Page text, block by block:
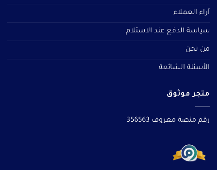
آراء العملاء
سياسة الدفع عند الاستلام
من نحن
الأسئلة الشائعة
متجر موثوق
رقم منصة معروف 356563